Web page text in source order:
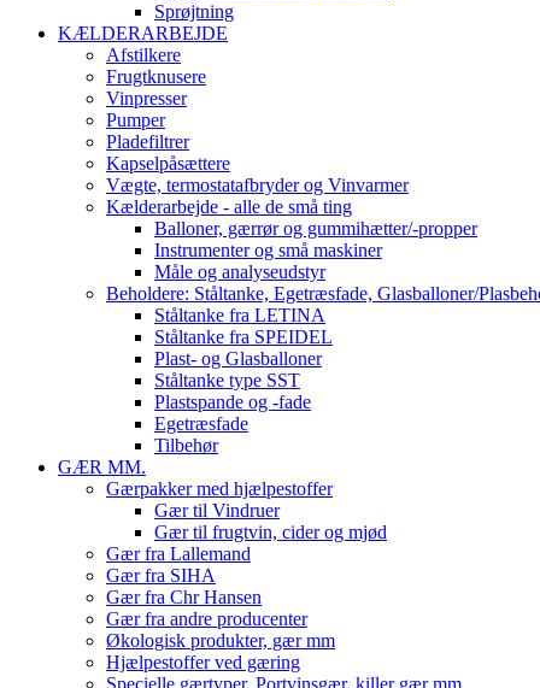
Sprøjtning
KÆLDERARBEJDE
Afstilkere
Frugtknusere
Vinpresser
Pumper
Pladefiltrer
Kapselpåsættere
Vægte, termostatafbryder og Vinvarmer
Kælderarbejde - alle de små ting
Balloner, gærrør og gummihætter/-propper
Instrumenter og små maskiner
Måle og analyseudstyr
Beholdere: Ståltanke, Egetræsfade, Glasballoner/
Ståltanke fra LETINA
Ståltanke fra SPEIDEL
Plast- og Glasballoner
Ståltanke type SST
Plastspande og -fade
Egetræsfade
Tilbehør
GÆR MM.
Gærpakker med hjælpestoffer
Gær til Vindruer
Gær til frugtvin, cider og mjød
Gær fra Lallemand
Gær fra SIHA
Gær fra Chr Hansen
Gær fra andre producenter
Økologisk produkter, gær mm
Hjælpestoffer ved gæring
Specielle gærtyper, Portvinsgær, killer gær mm